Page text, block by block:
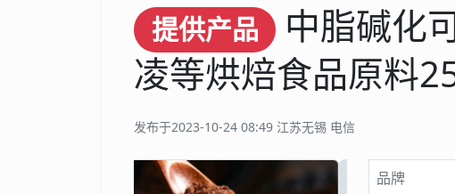
提供产品
中脂碱化
凌等烘焙食品原料
发布于2023-10-24 08:49 江苏无锡 电信
品牌